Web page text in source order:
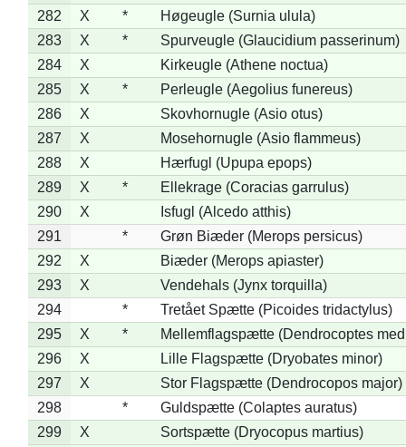
282
X *
Høgeugle (Surnia ulula)
283
X *
Spurveugle (Glaucidium passerinum)
284
X
Kirkeugle (Athene noctua)
285
X *
Perleugle (Aegolius funereus)
286
X
Skovhornugle (Asio otus)
287
X
Mosehornugle (Asio flammeus)
288
X
Hærfugl (Upupa epops)
289
X *
Ellekrage (Coracias garrulus)
290
X
Isfugl (Alcedo atthis)
291
*
Grøn Biæder (Merops persicus)
292
X
Biæder (Merops apiaster)
293
X
Vendehals (Jynx torquilla)
294
*
Tretået Spætte (Picoides tridactylus)
295
X *
Mellemflagspætte (Dendrocoptes
296
X
Lille Flagspætte (Dryobates minor)
297
X
Stor Flagspætte (Dendrocopos major)
298
*
Guldspætte (Colaptes auratus)
299
X
Sortspætte (Dryocopus martius)